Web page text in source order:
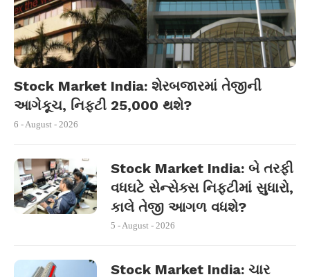
Stock Market India: શેરબજારમાં તેજીની
આગેકૂચ, નિફ્ટી 25,000 થશે?
6 - August - 2026
Stock Market India: બે તરફી
વધઘટે સેન્સેક્સ નિફ્ટીમાં સુધારો,
કાલે તેજી આગળ વધશે?
5 - August - 2026
Stock Market India: ચાર